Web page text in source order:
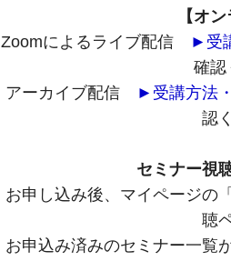
【オ
Zoomによるライブ配信
►受
確認
アーカイブ配信
►受講方法
認
セミナー視
お申し込み後、マイページの
聴
お申込み済みのセミナー一覧